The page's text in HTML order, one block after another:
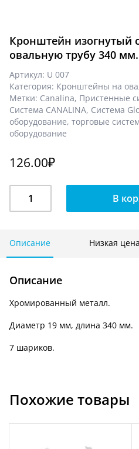
Кронштейн изогнутый
овальную трубу 340
Артикул: U 007
Категория: Кронштейны на
Метки: Canalina, Пристенные
Система CANALINA, Система
оборудование, торговые
оборудование
126.00₽
Кронштейн
7-
ю
на
трубу
340
мм.
U
В
Описание Низкая цена
Описание
Хромированный металл.
Диаметр 19 мм, длина 340 мм.
7 шариков.
Похожие товары